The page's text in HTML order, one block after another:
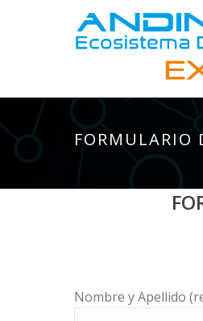
FORMULARIO
Nombre y Apellido